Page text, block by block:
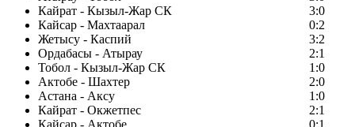
Кайрат - Кызыл-Жар СК
3:0
Кайсар - Махтаарал
0:2
Жетысу - Каспий
3:2
Ордабасы - Атырау
2:1
Тобол - Кызыл-Жар СК
1:0
Актобе - Шахтер
2:0
Астана - Аксу
1:0
Кайрат - Окжетпес
2:1